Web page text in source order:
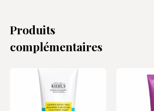
Produits
complémentaires